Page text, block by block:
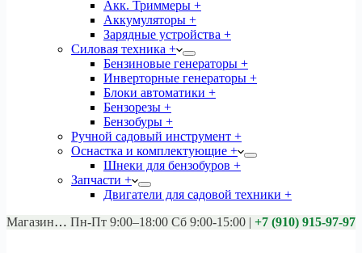
Акк. Триммеры +
Аккумуляторы +
Зарядные устройства +
Силовая техника +
Бензиновые генераторы +
Инверторные генераторы +
Блоки автоматики +
Бензорезы +
Бензобуры +
Ручной садовый инструмент +
Оснастка и комплектующие +
Шнеки для бензобуров +
Запчасти +
Двигатели для садовой техники +
Магазины: Калуга ул. Московская д.113
Пн-Пт 9:00–18:00 Сб 9:00-15:00 | +7 (910) 915-97-97